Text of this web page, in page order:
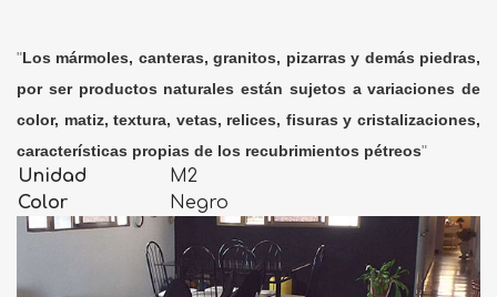
"Los mármoles, canteras, granitos, pizarras y demás piedras,
por ser productos naturales están sujetos a variaciones de
color, matiz, textura, vetas, relices, fisuras y cristalizaciones,
características propias de los recubrimientos pétreos"
Unidad
M2
Color
Negro